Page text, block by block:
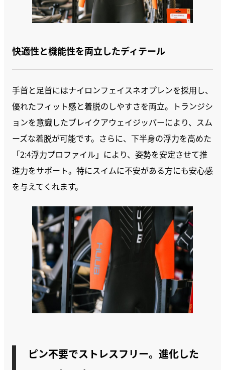
快適性と機能性を両立したディテール
手首と足首にはナイロンフェイスネオプレンを採用し、
優れたフィット感と着脱のしやすさを両立。トランジシ
ョンを意識したブレイクアウェイジッパーにより、スム
ーズな着脱が可能です。さらに、下半身の浮力を高めた
「2:4浮力プロファイル」により、姿勢を安定させて推
進力をサポート。特にスイムに不安がある方にも安心感
を与えてくれます。
ピン不要でストレスフリー。進化した